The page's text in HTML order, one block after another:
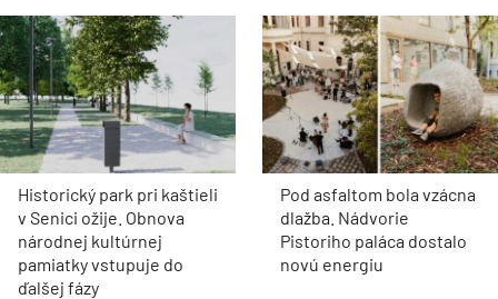
Historický park pri kaštieli
v Senici ožije. Obnova
národnej kultúrnej
pamiatky vstupuje do
ďalšej fázy
Pod asfaltom bola vzácna
dlažba. Nádvorie
Pistoriho paláca dostalo
novú energiu